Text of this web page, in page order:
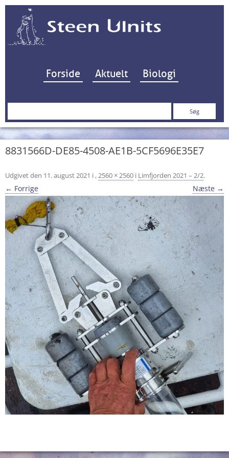
Hop til indhold
Forside Aktuelt Biologi
Søg
8831566D-DE85-4508-AE1B-5CF5696E35E7
Udgivet den 11. august 2021 i ,2560 × 2560 i Limfjorden 2021 – 2/2.
← Forrige Næste →